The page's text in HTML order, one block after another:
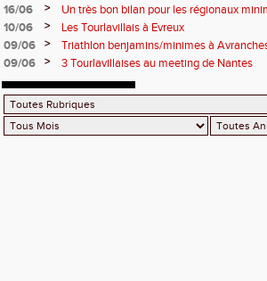
16/06
>
Un très bon bilan pour les régionaux
10/06
>
Les Tourlavillais à Evreux
09/06
>
Triathlon benjamins/minimes à
09/06
> 3 Tourlavillaises au meeting de Nantes